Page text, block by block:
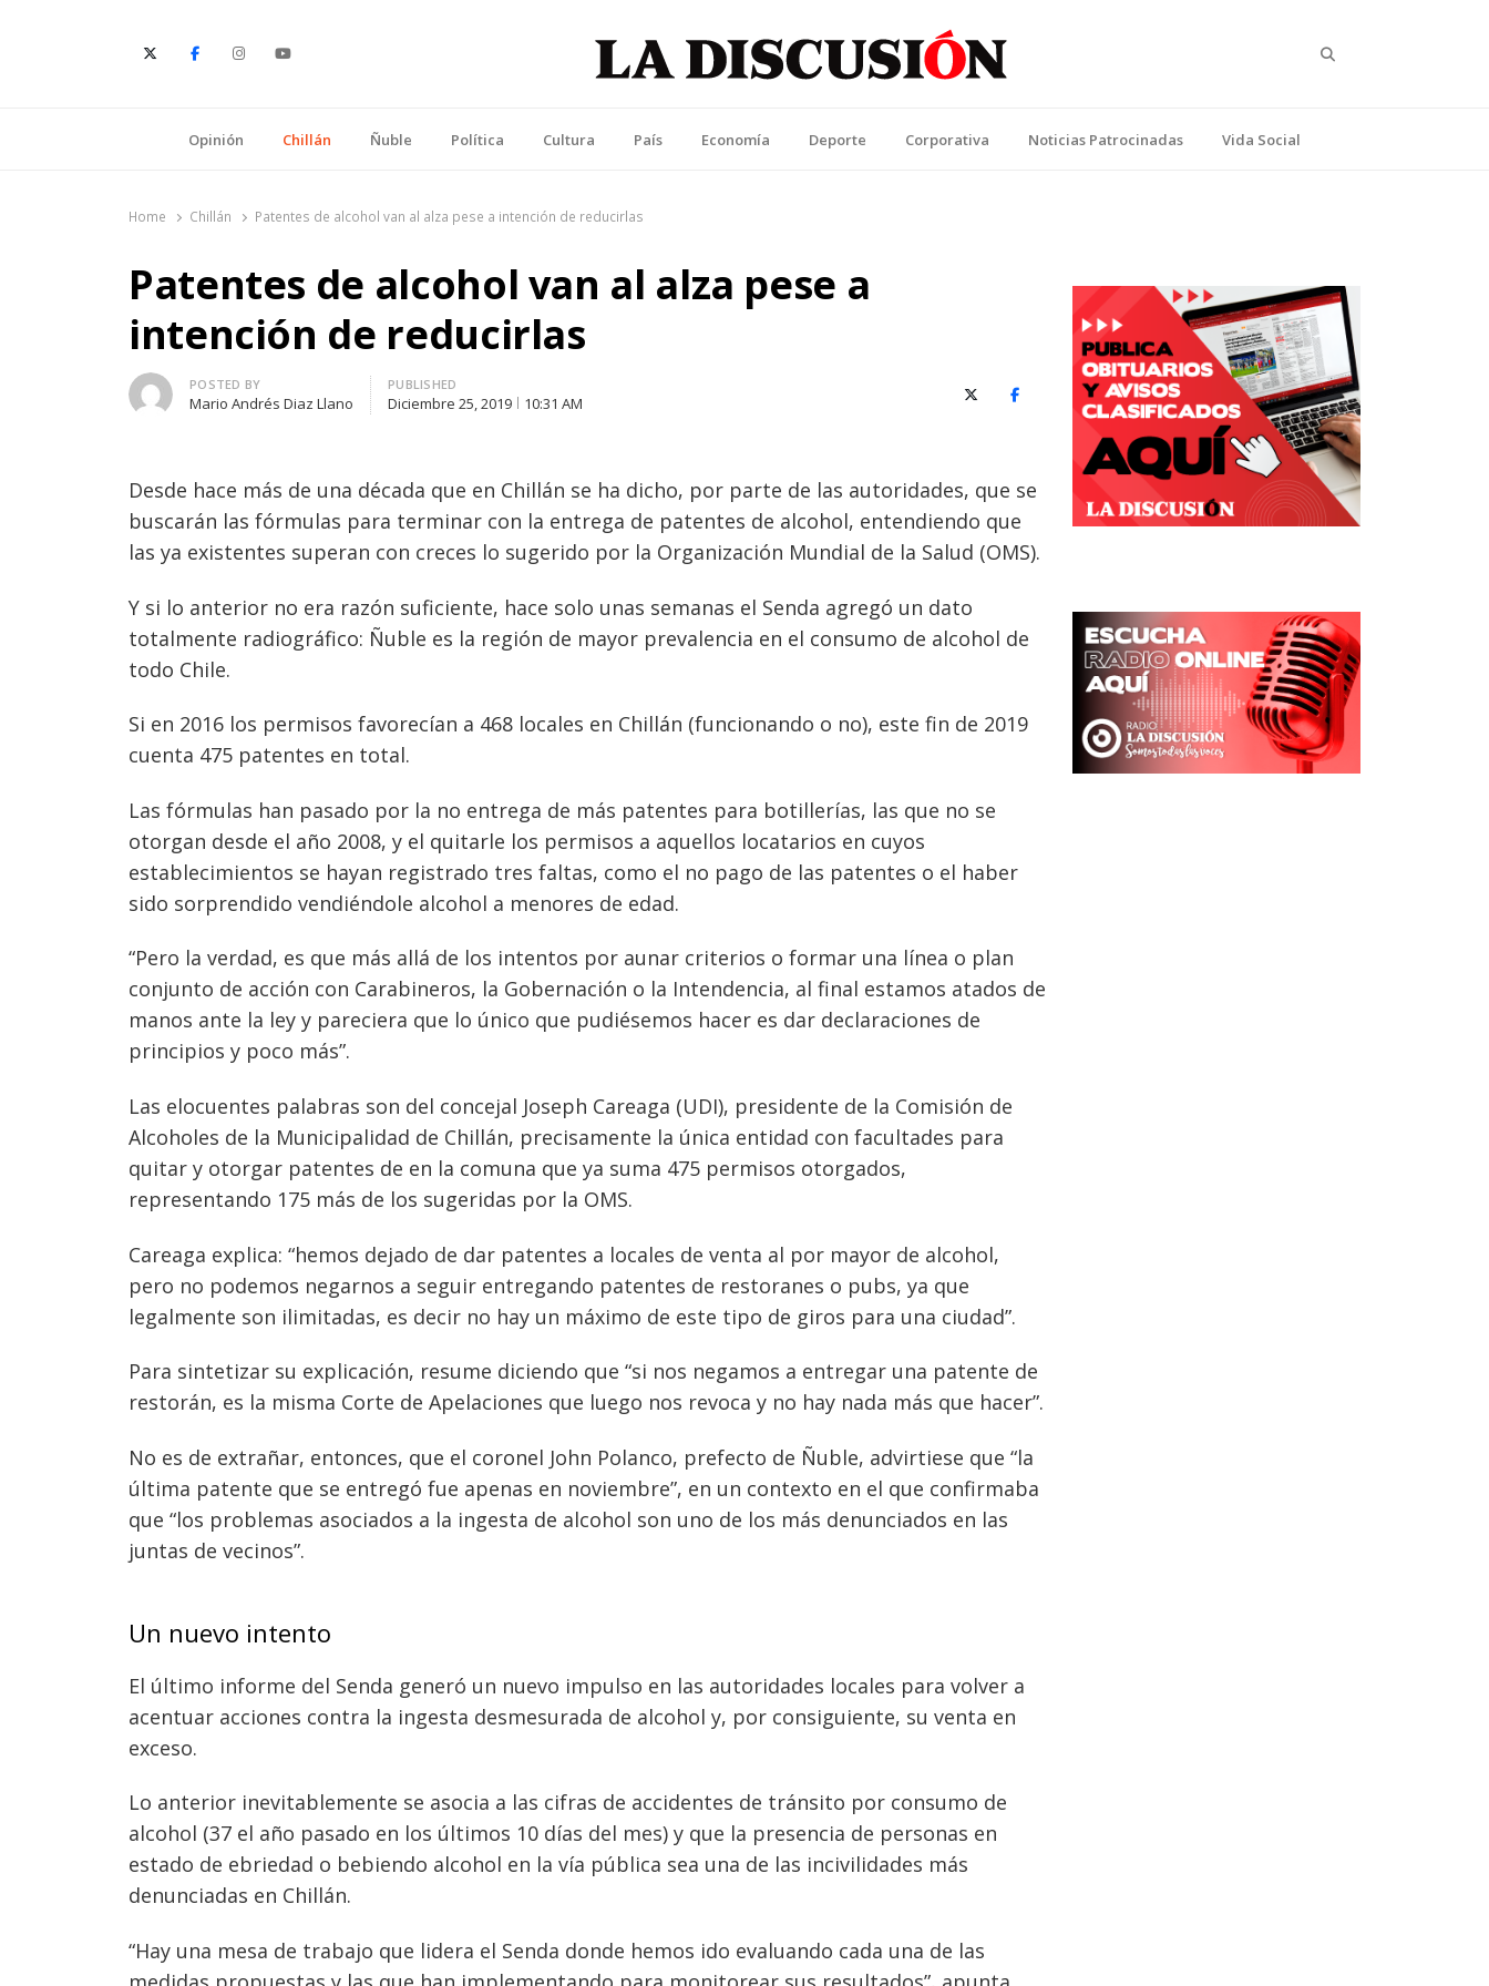
Opinión Chillán Ñuble Política Cultura País Economía Deporte Corporativa Noticias Patrocinadas Vida Social
Home Chillán Patentes de alcohol van al alza pese a intención de reducirlas
Patentes de alcohol van al alza pese a
intención de reducirlas
Author
POSTED BY
Mario Andrés Diaz Llano
PUBLISHED
Diciembre 25, 2019 10:31 AM X (Twitter)Facebook
Desde hace más de una década que en Chillán se ha dicho, por parte de las autoridades, que se
buscarán las fórmulas para terminar con la entrega de patentes de alcohol, entendiendo que
las ya existentes superan con creces lo sugerido por la Organización Mundial de la Salud (OMS).
Y si lo anterior no era razón suficiente, hace solo unas semanas el Senda agregó un dato
totalmente radiográfico: Ñuble es la región de mayor prevalencia en el consumo de alcohol de
todo Chile.
Si en 2016 los permisos favorecían a 468 locales en Chillán (funcionando o no), este fin de 2019
cuenta 475 patentes en total.
Las fórmulas han pasado por la no entrega de más patentes para botillerías, las que no se
otorgan desde el año 2008, y el quitarle los permisos a aquellos locatarios en cuyos
establecimientos se hayan registrado tres faltas, como el no pago de las patentes o el haber
sido sorprendido vendiéndole alcohol a menores de edad.
“Pero la verdad, es que más allá de los intentos por aunar criterios o formar una línea o plan
conjunto de acción con Carabineros, la Gobernación o la Intendencia, al final estamos atados de
manos ante la ley y pareciera que lo único que pudiésemos hacer es dar declaraciones de
principios y poco más”.
Las elocuentes palabras son del concejal Joseph Careaga (UDI), presidente de la Comisión de
Alcoholes de la Municipalidad de Chillán, precisamente la única entidad con facultades para
quitar y otorgar patentes de en la comuna que ya suma 475 permisos otorgados,
representando 175 más de los sugeridas por la OMS.
Careaga explica: “hemos dejado de dar patentes a locales de venta al por mayor de alcohol,
pero no podemos negarnos a seguir entregando patentes de restoranes o pubs, ya que
legalmente son ilimitadas, es decir no hay un máximo de este tipo de giros para una ciudad”.
Para sintetizar su explicación, resume diciendo que “si nos negamos a entregar una patente de
restorán, es la misma Corte de Apelaciones que luego nos revoca y no hay nada más que hacer”.
No es de extrañar, entonces, que el coronel John Polanco, prefecto de Ñuble, advirtiese que “la
última patente que se entregó fue apenas en noviembre”, en un contexto en el que confirmaba
que “los problemas asociados a la ingesta de alcohol son uno de los más denunciados en las
juntas de vecinos”.
Un nuevo intento
El último informe del Senda generó un nuevo impulso en las autoridades locales para volver a
acentuar acciones contra la ingesta desmesurada de alcohol y, por consiguiente, su venta en
exceso.
Lo anterior inevitablemente se asocia a las cifras de accidentes de tránsito por consumo de
alcohol (37 el año pasado en los últimos 10 días del mes) y que la presencia de personas en
estado de ebriedad o bebiendo alcohol en la vía pública sea una de las incivilidades más
denunciadas en Chillán.
“Hay una mesa de trabajo que lidera el Senda donde hemos ido evaluando cada una de las
Navegación